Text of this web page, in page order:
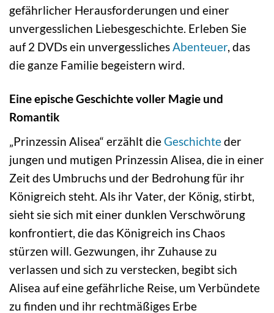
gefährlicher Herausforderungen und einer
unvergesslichen Liebesgeschichte. Erleben Sie
auf 2 DVDs ein unvergesslichesAbenteuer, das
die ganze Familie begeistern wird.
Eine epische Geschichte voller Magie und
Romantik
„Prinzessin Alisea“ erzählt dieGeschichteder
jungen und mutigen Prinzessin Alisea, die in einer
Zeit des Umbruchs und der Bedrohung für ihr
Königreich steht. Als ihr Vater, der König, stirbt,
sieht sie sich mit einer dunklen Verschwörung
konfrontiert, die das Königreich ins Chaos
stürzen will. Gezwungen, ihr Zuhause zu
verlassen und sich zu verstecken, begibt sich
Alisea auf eine gefährliche Reise, um Verbündete
zu finden und ihr rechtmäßiges Erbe